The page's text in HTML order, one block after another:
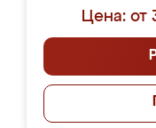
Цена: от